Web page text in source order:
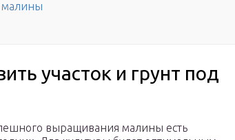
малины
участок и грунт под
выращивания малины есть